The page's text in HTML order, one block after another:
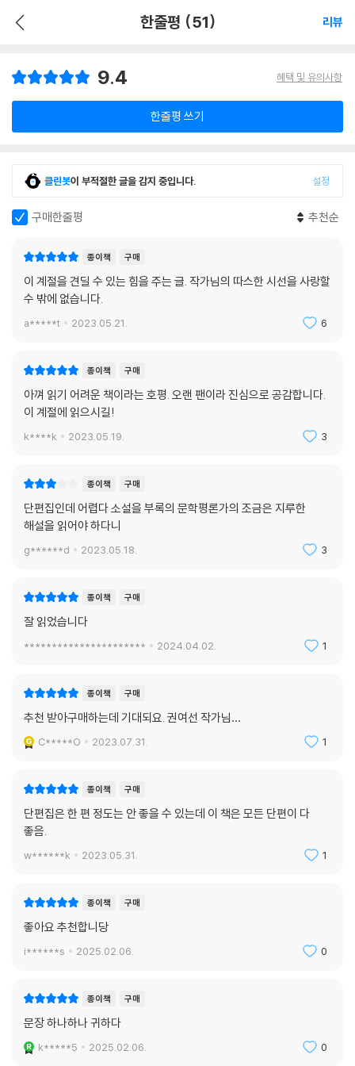
한줄평 (51) 리뷰
9.4 혜택 및 유의사항
한줄평 쓰기
클린봇이 부적절한 글을 감지 중입니다. 설정
구매한줄평 추천순
종이책 구매
이 계절을 견딜 수 있는 힘을 주는 글. 작가님의 따스한 시선을 사랑할
수 밖에 없습니다.
a*****t 2023.05.21. 6
종이책 구매
아껴 읽기 어려운 책이라는 호평. 오랜 팬이라 진심으로 공감합니다.
이 계절에 읽으시길!
k****k 2023.05.19. 3
종이책 구매
단편집인데 어렵다 소설을 부록의 문학평론가의 조금은 지루한
해설을 읽어야 하다니
g******d 2023.05.18. 3
종이책 구매
잘 읽었습니다
********************** 2024.04.02. 1
종이책 구매
추천 받아구매하는데 기대되요. 권여선 작가님…
C*****O 2023.07.31. 1
종이책 구매
단편집은 한 편 정도는 안 좋을 수 있는데 이 책은 모든 단편이 다
좋음.
w******k 2023.05.31. 1
종이책 구매
좋아요 추천합니당
i******s 2025.02.06. 0
종이책 구매
문장 하나하나 귀하다
k*****5 2025.02.06. 0